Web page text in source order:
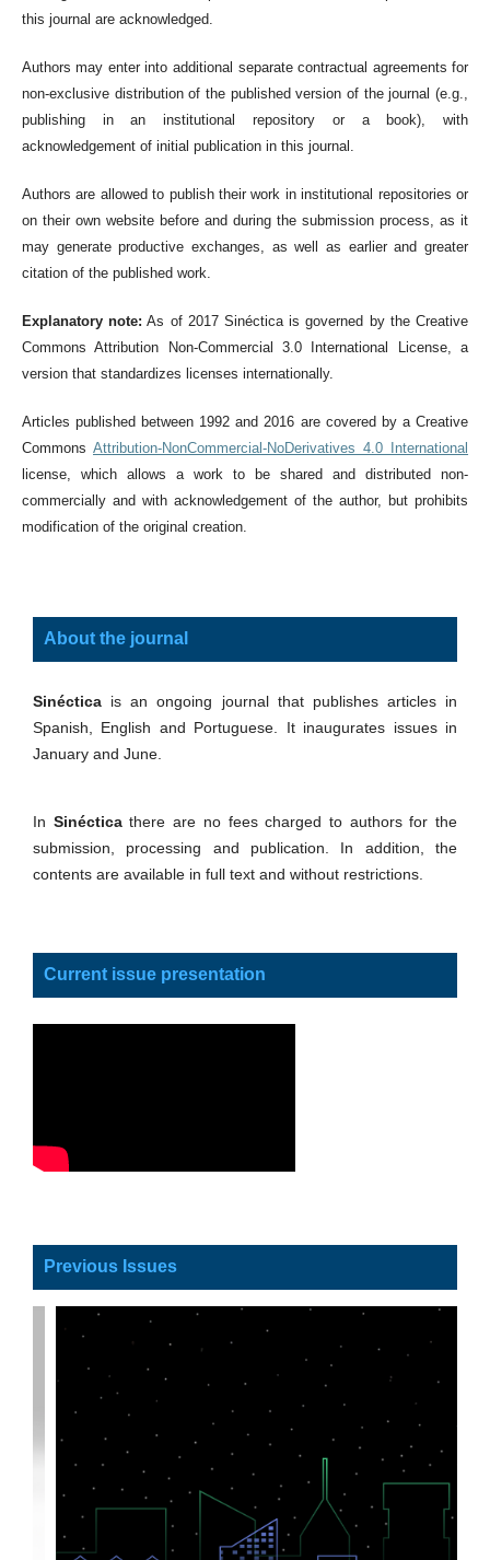
this journal are acknowledged.
Authors may enter into additional separate contractual agreements for
non-exclusive distribution of the published version of the journal (e.g.,
publishing in an institutional repository or a book), with
acknowledgement of initial publication in this journal.
Authors are allowed to publish their work in institutional repositories or
on their own website before and during the submission process, as it
may generate productive exchanges, as well as earlier and greater
citation of the published work.
Explanatory note: As of 2017 Sinéctica is governed by the Creative
Commons Attribution Non-Commercial 3.0 International License, a
version that standardizes licenses internationally.
Articles published between 1992 and 2016 are covered by a Creative
Commons Attribution-NonCommercial-NoDerivatives 4.0 International
license, which allows a work to be shared and distributed non-
commercially and with acknowledgement of the author, but prohibits
modification of the original creation.
About the journal
Sinéctica is an ongoing journal that publishes articles in
Spanish, English and Portuguese. It inaugurates issues in
January and June.
In Sinécticathere are no fees charged to authors for the
submission, processing and publication. In addition, the
contents are available in full text and without restrictions.
Current issue presentation
Previous Issues